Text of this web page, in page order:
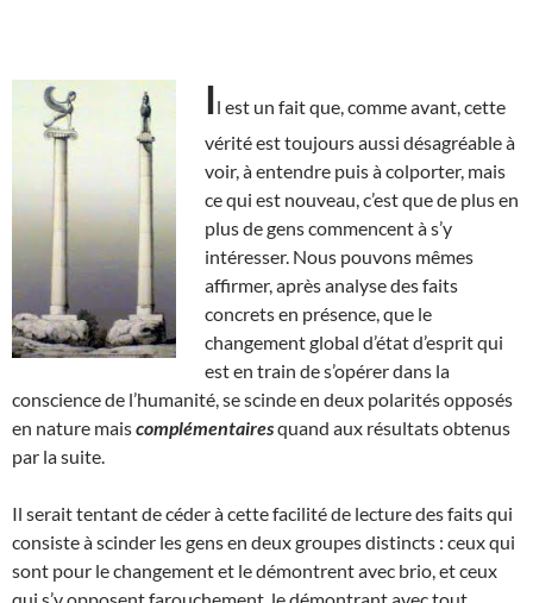
Il est un fait que, comme avant, cette
vérité est toujours aussi désagréable à
voir, à entendre puis à colporter, mais
ce qui est nouveau, c’est que de plus en
plus de gens commencent à s’y
intéresser. Nous pouvons mêmes
affirmer, après analyse des faits
concrets en présence, que le
changement global d’état d’esprit qui
est en train de s’opérer dans la
conscience de l’humanité, se scinde en deux polarités opposés
en nature maiscomplémentairesquand aux résultats obtenus
par la suite.
Il serait tentant de céder à cette facilité de lecture des faits qui
consiste à scinder les gens en deux groupes distincts : ceux qui
sont pour le changement et le démontrent avec brio, et ceux
qui s’y opposent farouchement, le démontrant avec tout